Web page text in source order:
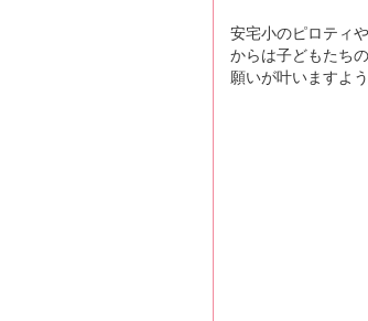
安宅小のピロティ
からは子どもたち
願いが叶いますよう